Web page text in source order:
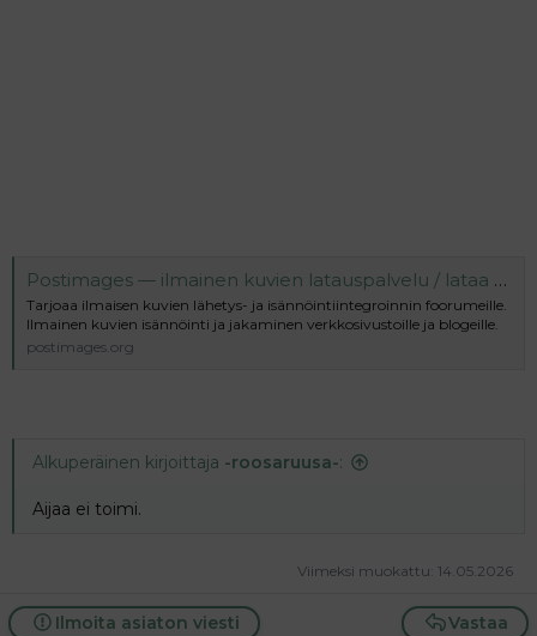
Postimages — ilmainen kuvien latauspalvelu / lataa kuvia
Tarjoaa ilmaisen kuvien lähetys- ja isännöintiintegroinnin foorumeille.
Ilmainen kuvien isännöinti ja jakaminen verkkosivustoille ja blogeille.
postimages.org
Alkuperäinen kirjoittaja -roosaruusa-:
Aijaa ei toimi.
Viimeksi muokattu: 14.05.2026
Vastaa
Ilmoita asiaton viesti